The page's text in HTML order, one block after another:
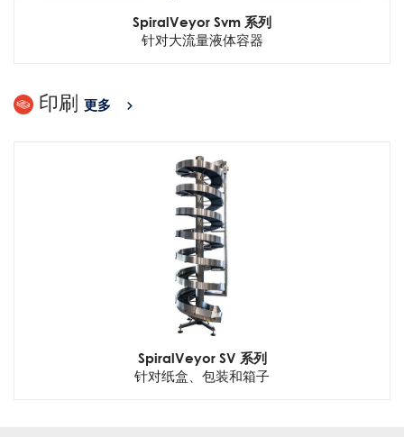
SpiralVeyor Svm 系列
针对大流量液体容器
印刷 更多
SpiralVeyor SV 系列
针对纸盒、包装和箱子